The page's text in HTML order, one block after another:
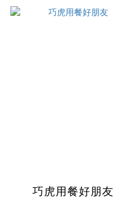
巧虎用餐好朋友